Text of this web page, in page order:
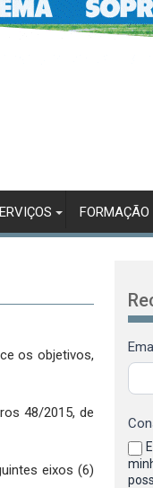
FORMAÇÃO
os objetivos,
48/2015, de
eixos (6)